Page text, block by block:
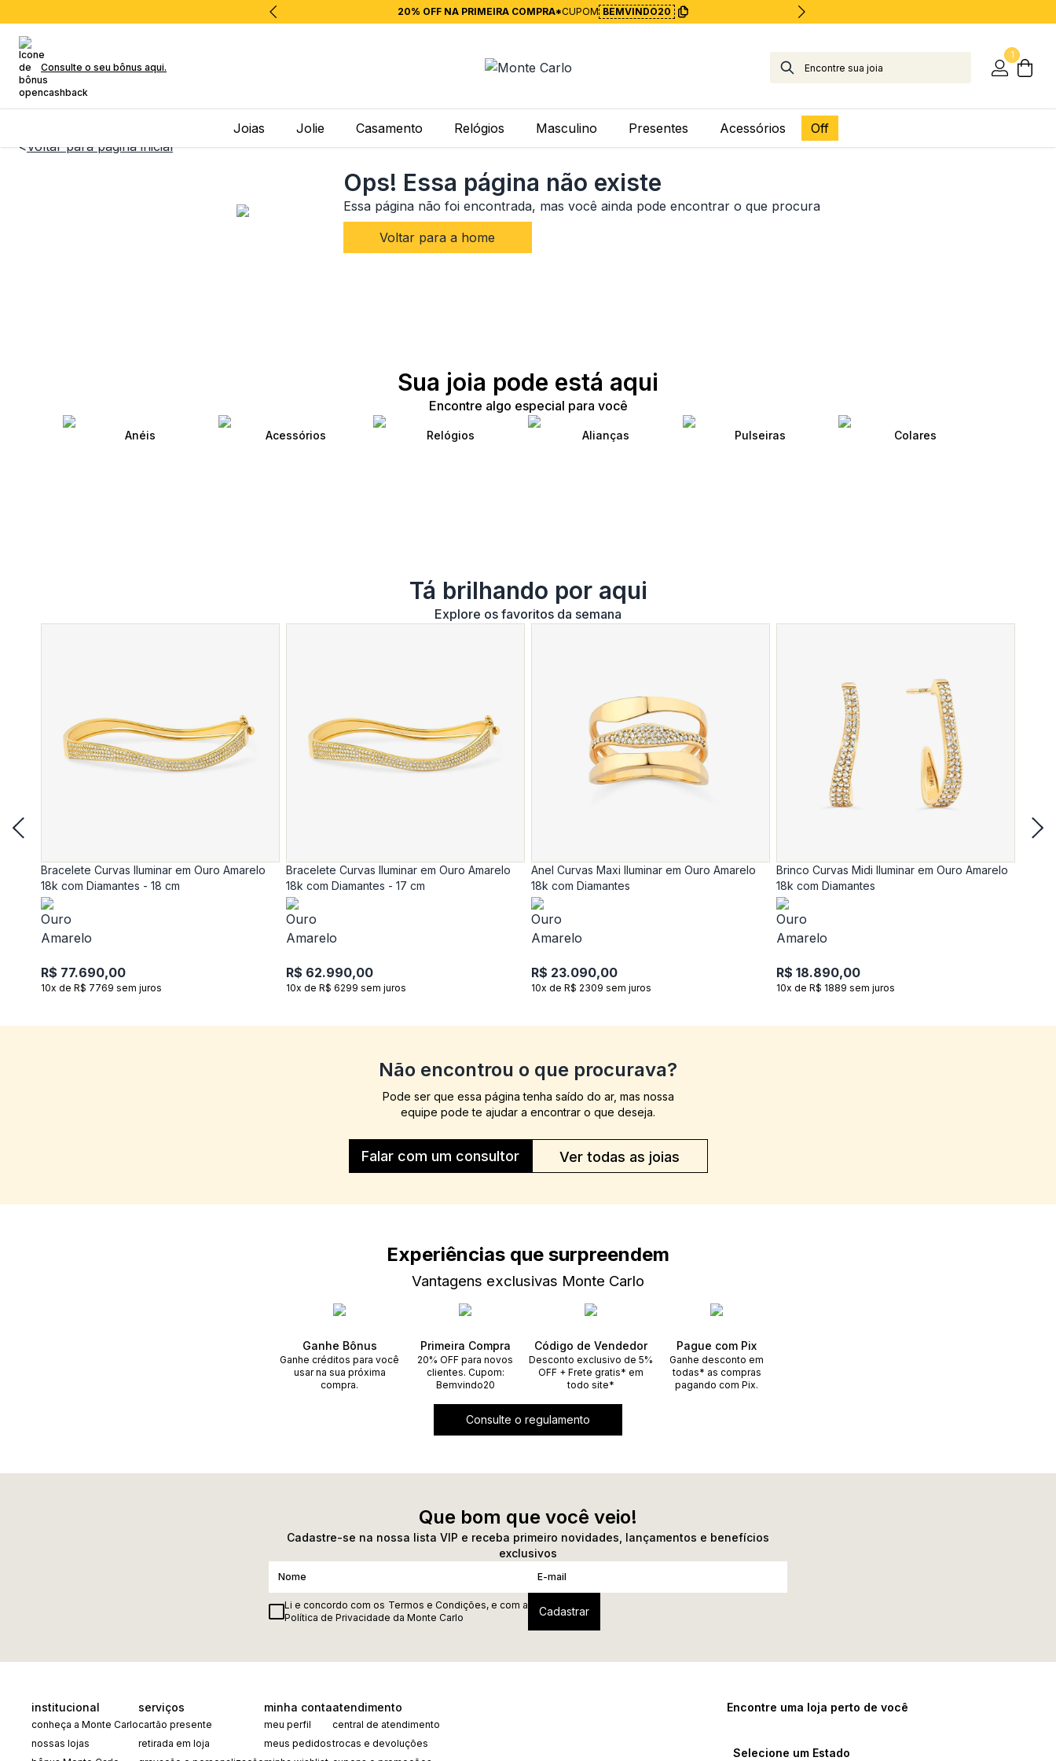
20% OFF NA PRIMEIRA COMPRA*CUPOM BEMVINDO20
Consulte o seu bônus aqui.
1
Joias Jolie Casamento Relógios Masculino Presentes Acessórios
Off
<Voltar para página inicial
Ops! Essa página não existe
Essa página não foi encontrada, mas você ainda pode encontrar o que procura
Voltar para a home
Sua joia pode está aqui
Encontre algo especial para você
Anéis Acessórios Relógios Alianças Pulseiras Colares
Tá brilhando por aqui
Explore os favoritos da semana
Bracelete Curvas Iluminar em Ouro Amarelo
18k com Diamantes - 18 cm
R$ 77.690,00
10x de R$ 7769 sem juros
Bracelete Curvas Iluminar em Ouro Amarelo
18k com Diamantes - 17 cm
R$ 62.990,00
10x de R$ 6299 sem juros
Anel Curvas Maxi Iluminar em Ouro Amarelo
18k com Diamantes
R$ 23.090,00
10x de R$ 2309 sem juros
Brinco Curvas Midi Iluminar em Ouro Amarelo
18k com Diamantes
R$ 18.890,00
10x de R$ 1889 sem juros
Não encontrou o que procurava?
Pode ser que essa página tenha saído do ar, mas nossa
equipe pode te ajudar a encontrar o que deseja.
Falar com um consultor Ver todas as joias
Experiências que surpreendem
Vantagens exclusivas Monte Carlo
Ganhe Bônus
Ganhe créditos para você
usar na sua próxima
compra.
Primeira Compra
20% OFF para novos
clientes. Cupom:
Bemvindo20
Código de Vendedor
Desconto exclusivo de 5%
OFF + Frete gratis* em
todo site*
Pague com Pix
Ganhe desconto em
todas* as compras
pagando com Pix.
Consulte o regulamento
Que bom que você veio!
Cadastre-se na nossa lista VIP e receba primeiro novidades, lançamentos e benefícios
exclusivos
Li e concordo com os Termos e Condições, e com a
Política de Privacidade da Monte Carlo
institucional
conheça a Monte Carlo
nossas lojas
serviços
cartão presente
retirada em loja
minha conta
meu perfil
meus pedidos
atendimento
central de atendimento
trocas e devoluções
Encontre uma loja perto de você